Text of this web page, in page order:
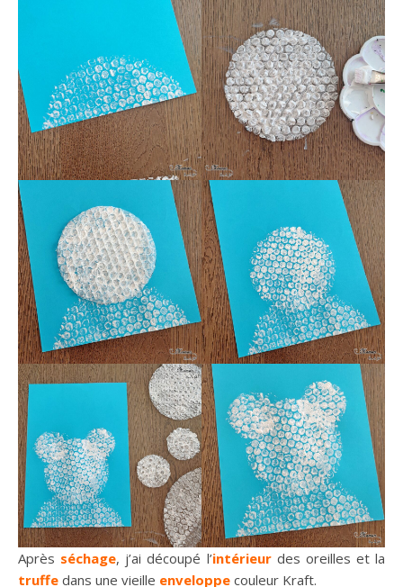
Après séchage, j’ai découpé l’intérieurdes oreilles et la
truffe dans une vieille enveloppe couleur Kraft.